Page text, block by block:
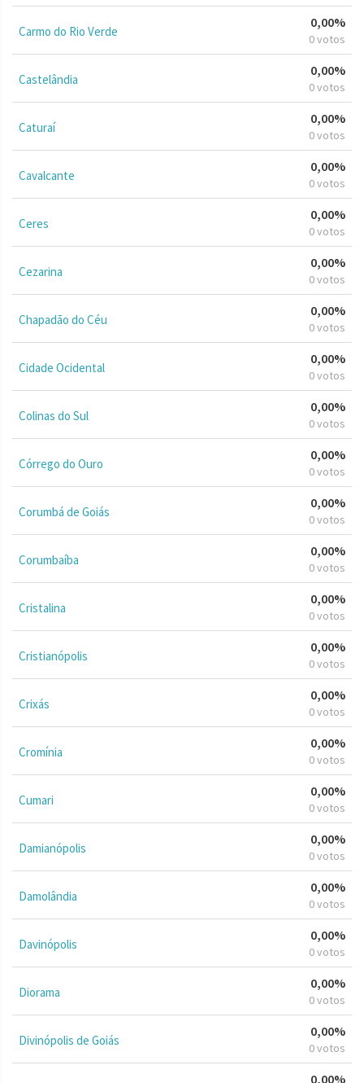
Carmo do Rio Verde
0,00%
0 votos
Castelândia
0,00%
0 votos
Caturaí
0,00%
0 votos
Cavalcante
0,00%
0 votos
Ceres
0,00%
0 votos
Cezarina
0,00%
0 votos
Chapadão do Céu
0,00%
0 votos
Cidade Ocidental
0,00%
0 votos
Colinas do Sul
0,00%
0 votos
Córrego do Ouro
0,00%
0 votos
Corumbá de Goiás
0,00%
0 votos
Corumbaíba
0,00%
0 votos
Cristalina
0,00%
0 votos
Cristianópolis
0,00%
0 votos
Crixás
0,00%
0 votos
Cromínia
0,00%
0 votos
Cumari
0,00%
0 votos
Damianópolis
0,00%
0 votos
Damolândia
0,00%
0 votos
Davinópolis
0,00%
0 votos
Diorama
0,00%
0 votos
Divinópolis de Goiás
0,00%
0 votos
0,00%